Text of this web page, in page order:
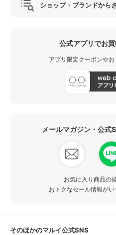
ショップ・ブランドから
公式アプリでお
アプリ限定クーポンやお
メールマガジン・公式
お気に入り商品の
おトクなセール情報がい
そのほかのマルイ公式SNS